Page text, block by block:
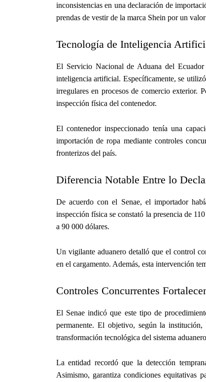
inconsistencias en una declaración de
prendas de vestir de la marca Shein por un
Tecnología de Inteligencia
El Servicio Nacional de Aduana del
inteligencia artificial. Específicamente, se
irregulares en procesos de comercio exterior.
inspección física del contenedor.
El contenedor inspeccionado tenía una
importación de ropa mediante controles
fronterizos del país.
Diferencia Notable Entre lo
De acuerdo con el Senae, el importador
inspección física se constató la presencia de
a 90 000 dólares.
Un vigilante aduanero detalló que el control
en el cargamento. Además, esta intervención
Controles Concurrentes
El Senae indicó que este tipo de
permanente. El objetivo, según la
transformación tecnológica del sistema
La entidad recordó que la detección
Asimismo, garantiza condiciones equitativas